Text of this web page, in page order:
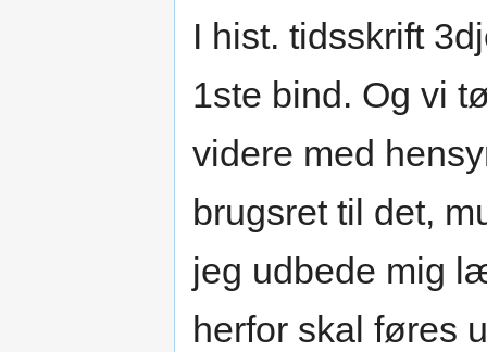
I hist. tidsskrift
1ste bind. Og vi
videre med
brugsret til det,
jeg udbede mig
herfor skal føres